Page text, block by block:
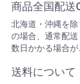
た。
2023/03/
注文をい
しました。
2023/03/06
た。
商品全国配送
北海道・沖縄を
の場合、通常配
数日かかる場合が
送料について